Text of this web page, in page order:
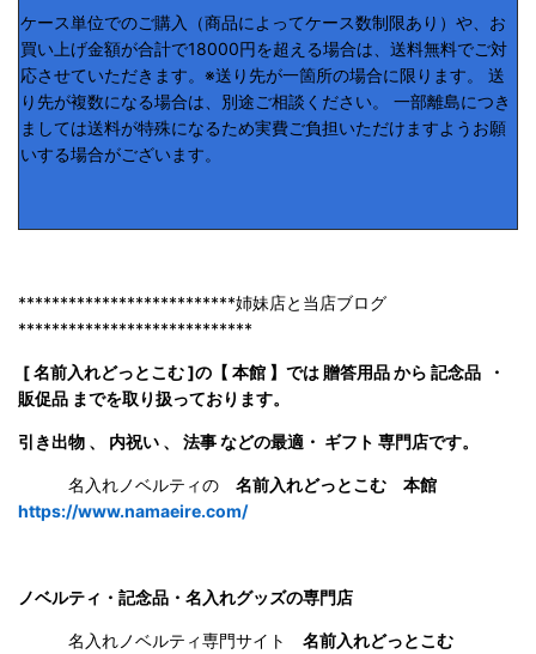
ケース単位でのご購入（商品によってケース数制限あり）や、お
買い上げ金額が合計で18000円を超える場合は、送料無料でご対
応させていただきます。※送り先が一箇所の場合に限ります。 送
り先が複数になる場合は、別途ご相談ください。 一部離島につき
ましては送料が特殊になるため実費ご負担いただけますようお願
いする場合がございます。
**************************姉妹店と当店ブログ
****************************
[ 名前入れどっとこむ ]の【 本館 】では 贈答用品 から 記念品 ・
販促品 までを取り扱っております。
引き出物 、 内祝い 、 法事 などの最適・ ギフト 専門店です。
名入れノベルティの 名前入れどっとこむ 本館
https://www.namaeire.com/
ノベルティ・記念品・名入れグッズの専門店
名入れノベルティ専門サイト 名前入れどっとこむ